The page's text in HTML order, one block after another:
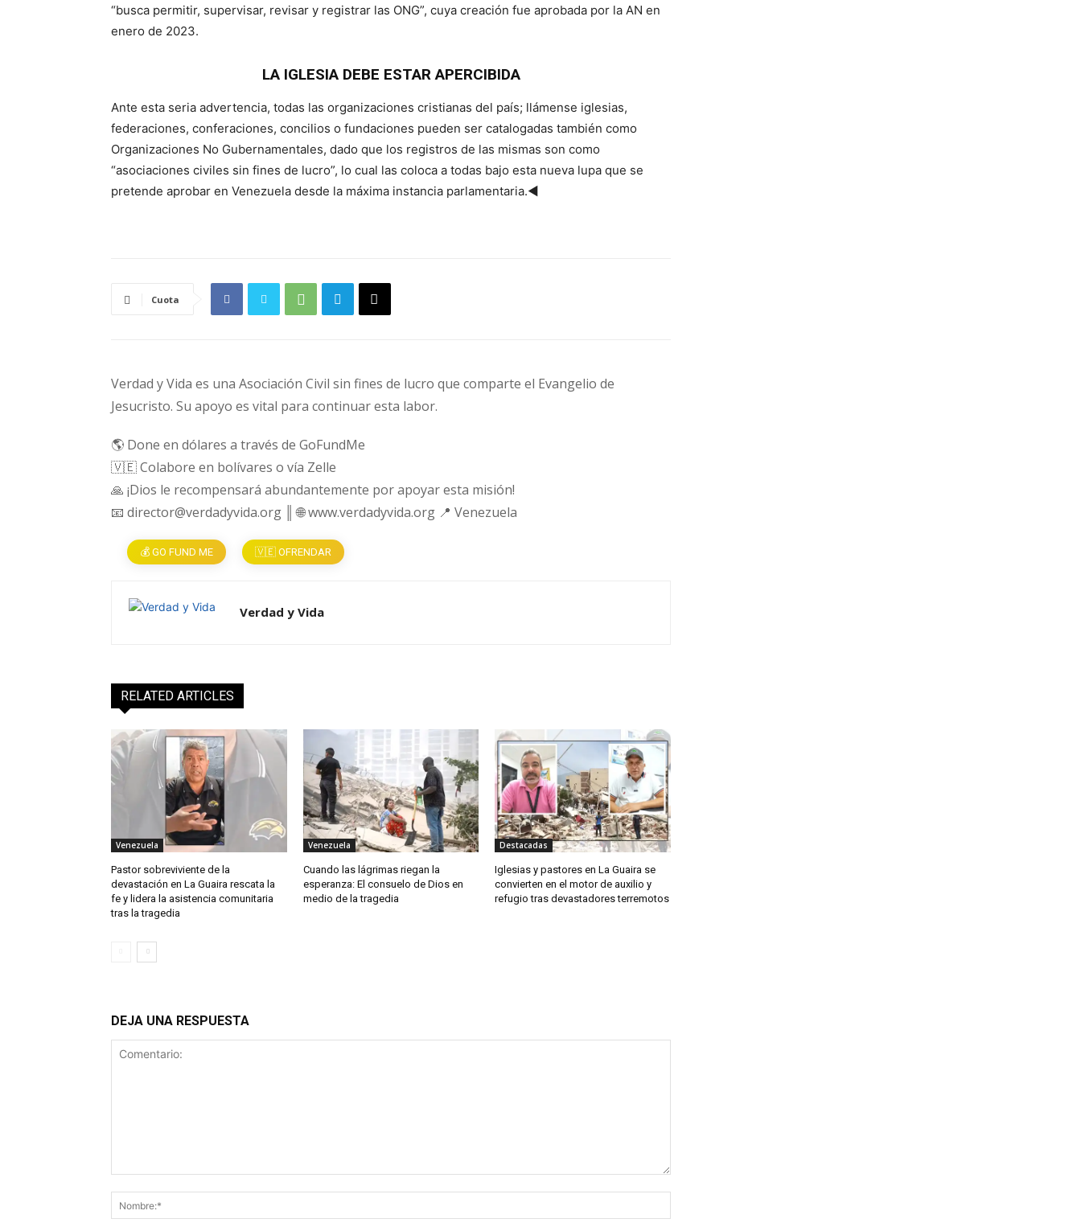
“busca permitir, supervisar, revisar y registrar las ONG”, cuya creación fue aprobada por la AN en
enero de 2023.
LA IGLESIA DEBE ESTAR APERCIBIDA
Ante esta seria advertencia, todas las organizaciones cristianas del país; llámense iglesias,
federaciones, conferaciones, concilios o fundaciones pueden ser catalogadas también como
Organizaciones No Gubernamentales, dado que los registros de las mismas son como
“asociaciones civiles sin fines de lucro”, lo cual las coloca a todas bajo esta nueva lupa que se
pretende aprobar en Venezuela desde la máxima instancia parlamentaria.◄
Cuota
Verdad y Vida es una Asociación Civil sin fines de lucro que comparte el Evangelio de
Jesucristo. Su apoyo es vital para continuar esta labor.
🌎 Done en dólares a través de GoFundMe
🇻🇪 Colabore en bolívares o vía Zelle
🙏 ¡Dios le recompensará abundantemente por apoyar esta misión!
📧 director@verdadyvida.org ║ 🌐 www.verdadyvida.org 📍 Venezuela
💰 GO FUND ME 🇻🇪 OFRENDAR
Verdad y Vida
RELATED ARTICLES
Venezuela
Pastor sobreviviente de la
devastación en La Guaira rescata la
fe y lidera la asistencia comunitaria
tras la tragedia
Venezuela
Cuando las lágrimas riegan la
esperanza: El consuelo de Dios en
medio de la tragedia
Destacadas
Iglesias y pastores en La Guaira se
convierten en el motor de auxilio y
refugio tras devastadores terremotos
DEJA UNA RESPUESTA